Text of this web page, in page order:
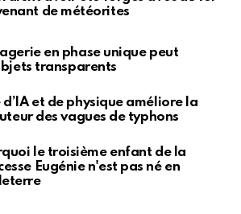
de météorites
en phase unique peut
transparents
et de physique améliore la
des vagues de typhons
le troisième enfant de la
Eugénie n'est pas né en